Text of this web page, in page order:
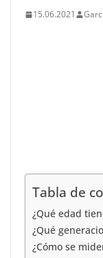
15.06.2021
Tabla de
¿Qué edad
¿Qué
¿Cómo se